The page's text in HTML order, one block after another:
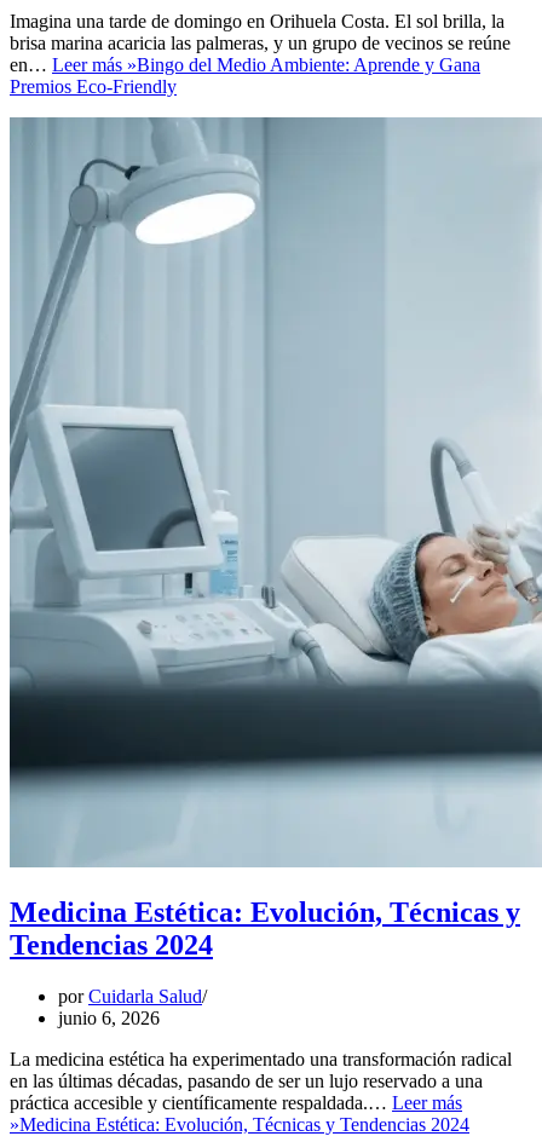
Imagina una tarde de domingo en Orihuela Costa. El sol brilla, la
brisa marina acaricia las palmeras, y un grupo de vecinos se reúne
en… Leer más »Bingo del Medio Ambiente: Aprende y Gana
Premios Eco-Friendly
Medicina Estética: Evolución, Técnicas y
Tendencias 2024
porCuidarla Salud
junio 6, 2026
La medicina estética ha experimentado una transformación radical
en las últimas décadas, pasando de ser un lujo reservado a una
práctica accesible y científicamente respaldada.… Leer más
»Medicina Estética: Evolución, Técnicas y Tendencias 2024